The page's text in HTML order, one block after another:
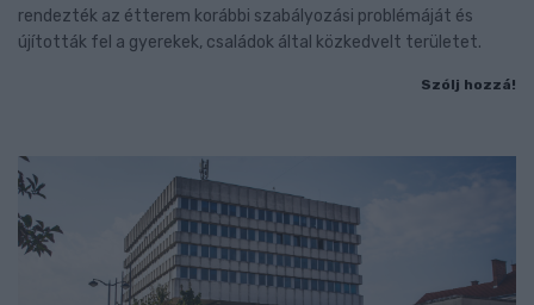
rendezték az étterem korábbi szabályozási problémáját és
újították fel a gyerekek, családok által közkedvelt területet.
Szólj hozzá!